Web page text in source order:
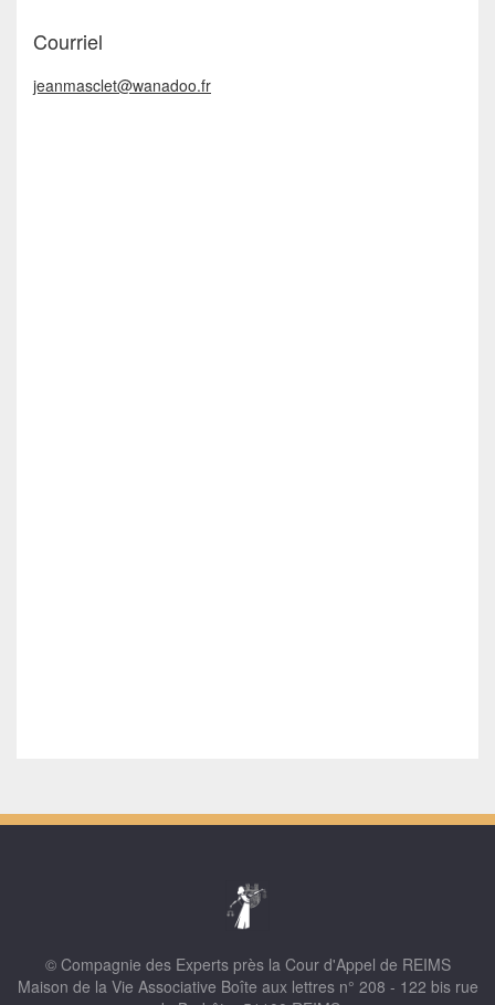
Courriel
jeanmasclet@wanadoo.fr
© Compagnie des Experts près la Cour d'Appel de REIMS
Maison de la Vie Associative Boîte aux lettres n° 208 - 122 bis rue